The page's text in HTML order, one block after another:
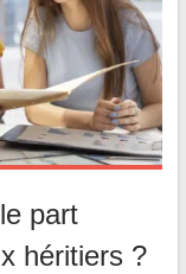
part
héritiers ?